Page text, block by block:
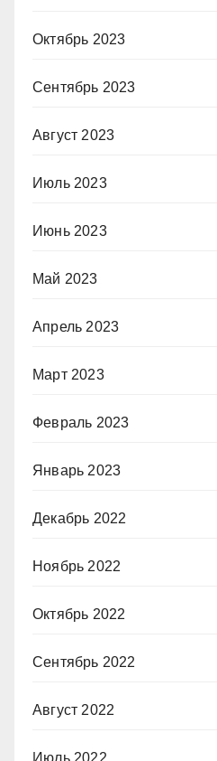
Октябрь 2023
Сентябрь 2023
Август 2023
Июль 2023
Июнь 2023
Май 2023
Апрель 2023
Март 2023
Февраль 2023
Январь 2023
Декабрь 2022
Ноябрь 2022
Октябрь 2022
Сентябрь 2022
Август 2022
Июль 2022